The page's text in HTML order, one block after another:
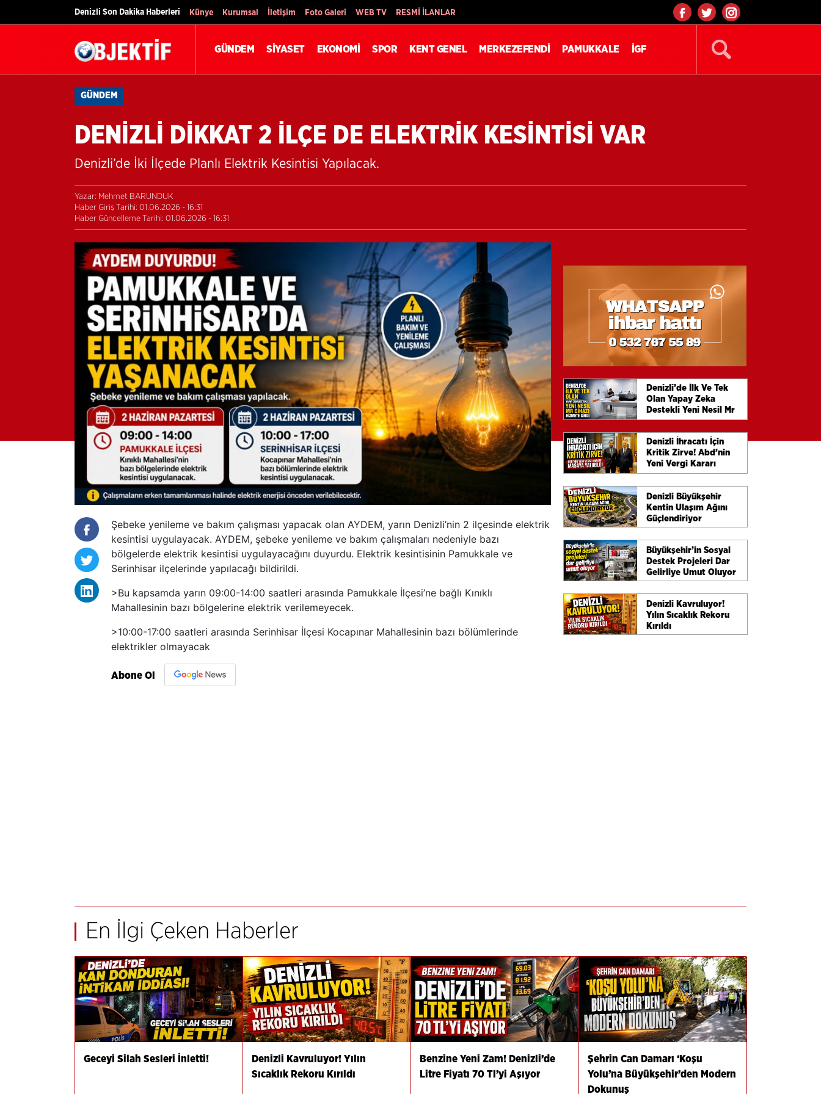
Denizli Son Dakika Haberleri Künye Kurumsal İletişim Foto Galeri WEB TV RESMİ İLANLAR
GÜNDEM SİYASET EKONOMİ SPOR KENT GENEL MERKEZEFENDİ PAMUKKALE İGF
GÜNDEM
DENİZLİ DİKKAT 2 İLÇE DE ELEKTRİK KESİNTİSİ VAR
Denizli’de İki İlçede Planlı Elektrik Kesintisi Yapılacak.
Yazar: Mehmet BARUNDUK
Haber Giriş Tarihi: 01.06.2026 - 16:31
Haber Güncelleme Tarihi: 01.06.2026 - 16:31
Şebeke yenileme ve bakım çalışması yapacak olan AYDEM, yarın Denizli’nin 2 ilçesinde elektrik
kesintisi uygulayacak. AYDEM, şebeke yenileme ve bakım çalışmaları nedeniyle bazı
bölgelerde elektrik kesintisi uygulayacağını duyurdu. Elektrik kesintisinin Pamukkale ve
Serinhisar ilçelerinde yapılacağı bildirildi.
>Bu kapsamda yarın 09:00-14:00 saatleri arasında Pamukkale İlçesi’ne bağlı Kınıklı
Mahallesinin bazı bölgelerine elektrik verilemeyecek.
>10:00-17:00 saatleri arasında Serinhisar İlçesi Kocapınar Mahallesinin bazı bölümlerinde
elektrikler olmayacak
Abone Ol
Denizli’de İlk Ve Tek
Olan Yapay Zeka
Destekli Yeni Nesil Mr
Cihazı Hizmete Girdi
Denizli İhracatı İçin
Kritik Zirve! Abd’nin
Yeni Vergi Kararı
Masaya Yatırıldı
Denizli Büyükşehir
Kentin Ulaşım Ağını
Güçlendiriyor
Büyükşehir’in Sosyal
Destek Projeleri Dar
Gelirliye Umut Oluyor
Denizli Kavruluyor!
Yılın Sıcaklık Rekoru
Kırıldı
En İlgi Çeken Haberler
Geceyi Silah Sesleri İnletti!
Denizli Kavruluyor! Yılın
Sıcaklık Rekoru Kırıldı
Benzine Yeni Zam! Denizli’de
Litre Fiyatı 70 Tl’yi Aşıyor
Şehrin Can Damarı ‘Koşu
Yolu’na Büyükşehir’den Modern
Dokunuş